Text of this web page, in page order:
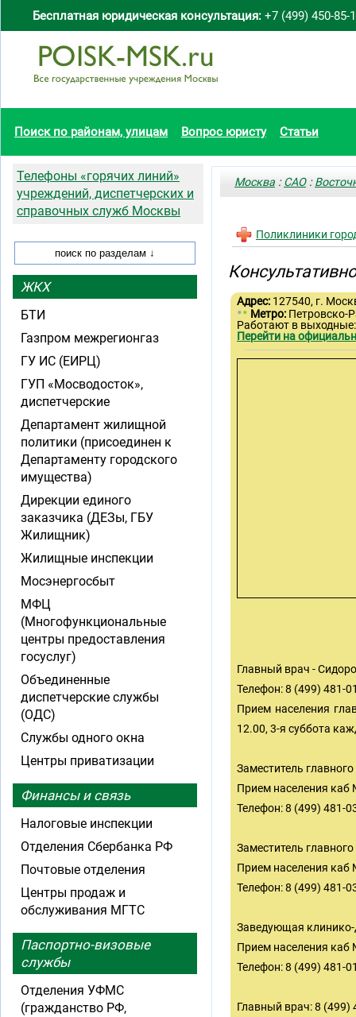
Бесплатная юридическая консультация: +7 (499) 450-85-
Поиск по районам, улицам Вопрос юристу Статьи
Москва :САО:
Поликлиники
Адрес: 127540, г.
•• Метро: Петровско-
Работают в
Перейти на
Главный врач -
Телефон: 8 (499) 481-
Прием населения
12.00, 3-я суббота
Заместитель
Прием населения каб
Телефон: 8 (499) 481-
Заместитель
Прием населения каб
Телефон: 8 (499) 481-
Заведующая клинико-
Прием населения каб
Телефон: 8 (499) 481-
Главный врач: 8 (499)
Телефоны «горячих линий»
учреждений, диспетчерских и
справочных служб Москвы
ЖКХ
БТИ
Газпром межрегионгаз
ГУ ИС (ЕИРЦ)
ГУП «Мосводосток»,
диспетчерские
Департамент жилищной
политики (присоединен к
Департаменту городского
имущества)
Дирекции единого
заказчика (ДЕЗы, ГБУ
Жилищник)
Жилищные инспекции
Мосэнергосбыт
МФЦ
(Многофункциональные
центры предоставления
госуслуг)
Объединенные
диспетчерские службы
(ОДС)
Службы одного окна
Центры приватизации
Финансы и связь
Налоговые инспекции
Отделения Сбербанка РФ
Почтовые отделения
Центры продаж и
обслуживания МГТС
Паспортно-визовые
службы
Отделения УФМС
(гражданство РФ,